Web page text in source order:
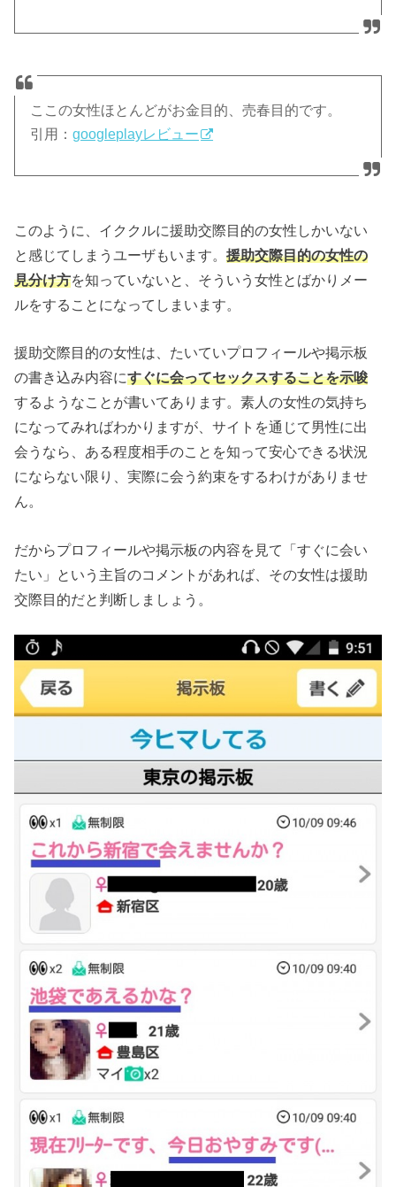
ここの女性ほとんどがお金目的、売春目的です。
引用：googleplayレビュー
このように、イククルに援助交際目的の女性しかいない
と感じてしまうユーザもいます。援助交際目的の女性の
見分け方を知っていないと、そういう女性とばかりメー
ルをすることになってしまいます。
援助交際目的の女性は、たいていプロフィールや掲示板
の書き込み内容にすぐに会ってセックスすることを示唆
するようなことが書いてあります。素人の女性の気持ち
になってみればわかりますが、サイトを通じて男性に出
会うなら、ある程度相手のことを知って安心できる状況
にならない限り、実際に会う約束をするわけがありませ
ん。
だからプロフィールや掲示板の内容を見て「すぐに会い
たい」という主旨のコメントがあれば、その女性は援助
交際目的だと判断しましょう。